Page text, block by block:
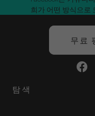
b
t
t
t
e
r
t
k
e
d
i
l
희가 어떤 방식으로
무료
탐색